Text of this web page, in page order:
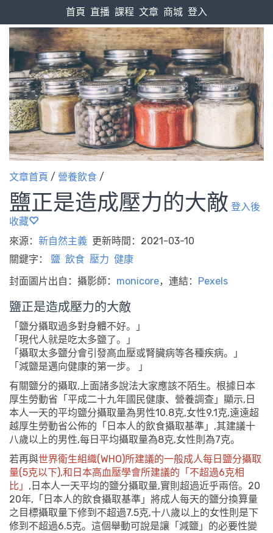
首頁 直播 課程 文章 商城 登入
文章首頁 / 營養飲食 /
鹽正是造成壓力的大敵 登入後
收藏
來源： 新自然主義 更新時間：2021-03-10
關鍵字： 鹽 飲食 壓力 健康
封面圖片出自：攝影師： monicore，連結： Pexels
鹽正是造成壓力的大敵
「鹽分攝取過多對身體不好。」
「現代人就是吃太多鹽了。」
「攝取太多鹽分會引發高血壓或腎臟病等各種疾病。」
「減鹽是邁向健康的第一步。 」
有關鹽分的攝取,上面諸多說法大家應該不陌生。根據日本
厚生勞動省「平成二十九年國民健康、營養調查」顯示,日
本人一天的平均鹽分攝取量為男性10.8克,女性9.1克,遠遠超
越厚生勞動省公佈的「日本人的飲食攝取基準」,其建議十
八歲以上的男性,每日平均攝取量為8克,女性則為7克。
若再與世界衛生組織(WHO)所建議的一般成人每日鹽分攝取
量(5克以下),和日本高血壓學會所建議的「不超過6克相
比」 ,日本人一天平均的鹽分攝取量,實則超過近乎兩倍。20
20年,「日本人的飲食攝取基準」將成人每天的鹽分換算量
之目標攝取量下修到不超過7.5克,十八歲以上的女性則是下
修到不超過6.5克。這個舉動可說是讓「減鹽」的必要性變